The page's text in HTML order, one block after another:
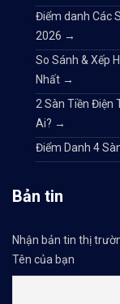
Điểm danh Các
2026 →
So Sánh & Xếp
Nhất →
2 Sàn Tiền Điện
Ai? →
Điểm Danh 4
Bản tin
Nhận bản tin thị
Tên của bạn